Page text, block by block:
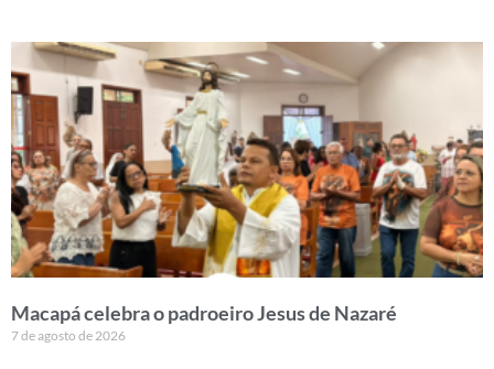
Macapá celebra o padroeiro Jesus de Nazaré
7 de agosto de 2026